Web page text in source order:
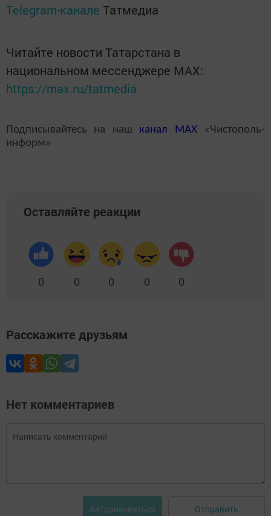
Telegram-канале Татмедиа
Читайте новости Татарстана в
национальном мессенджере MАХ:
https://max.ru/tatmedia
Подписывайтесь на наш канал MAX«Чистополь-
информ»
Оставляйте реакции
0 0 0 0 0
Расскажите друзьям
Нет комментариев
Авторизоваться Отправить